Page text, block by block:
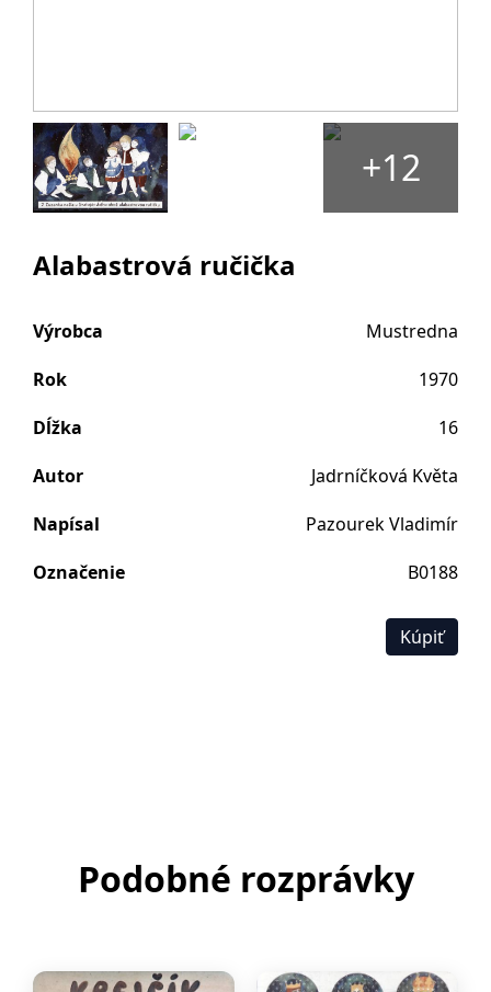
+12
Alabastrová ručička
Výrobca
Mustredna
Rok
1970
Dĺžka
16
Autor
Jadrníčková Květa
Napísal
Pazourek Vladimír
Označenie
B0188
Kúpiť
Podobné rozprávky